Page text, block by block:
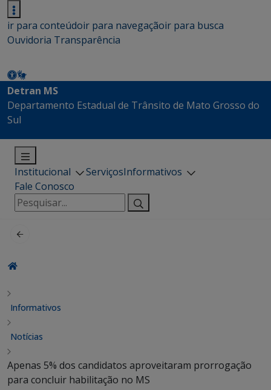
ir para conteúdoir para navegaçãoir para busca
Ouvidoria Transparência
Detran MS
Departamento Estadual de Trânsito de Mato Grosso do
Sul
Institucional ServiçosInformativos
Fale Conosco
Pesquisar
por:
Informativos
Notícias
Apenas 5% dos candidatos aproveitaram prorrogação
para concluir habilitação no MS